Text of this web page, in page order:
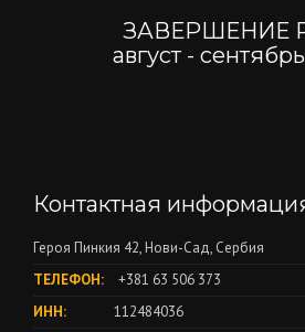
ЗАВЕРШЕНИЕ
август -
Контактная
Героя Пинкия 42, Нови-Сад, Сербия
ТЕЛЕФОН:
+381 63 506 373
ИНН:
112484036